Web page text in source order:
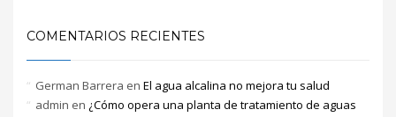
COMENTARIOS RECIENTES
German Barrera en El agua alcalina no mejora tu salud
admin en ¿Cómo opera una planta de tratamiento de aguas